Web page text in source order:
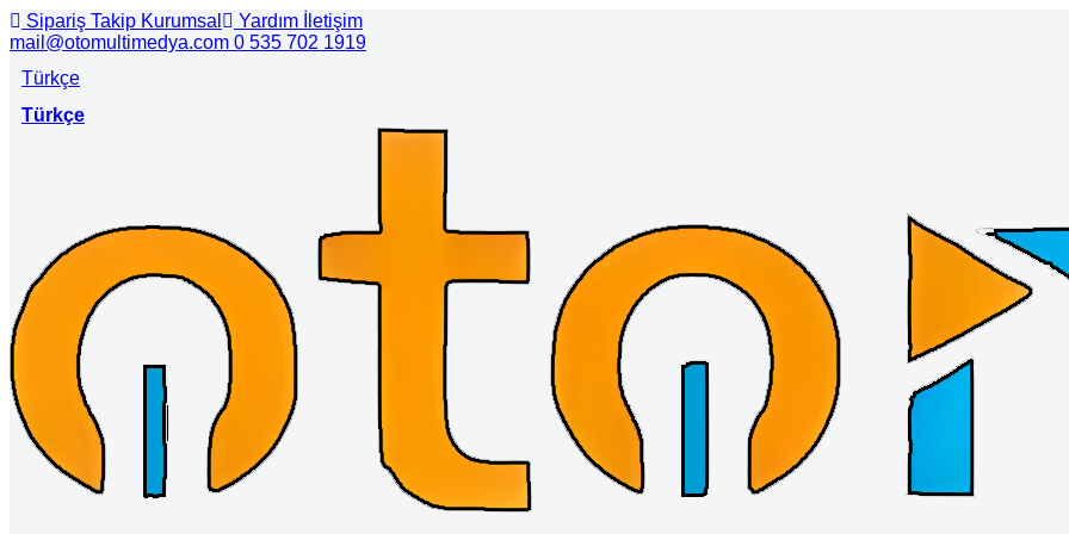
Sipariş Takip Kurumsal Yardım İletişim
mail@otomultimedya.com 0 535 702 1919
Türkçe
Türkçe